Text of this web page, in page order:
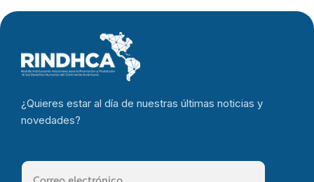
¿Quieres estar al día de nuestras últimas noticias y
novedades?